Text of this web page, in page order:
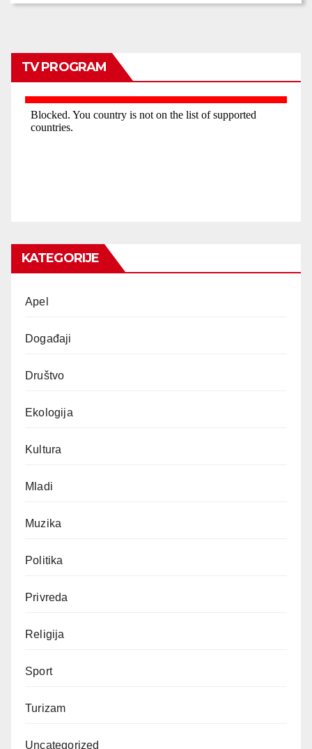
TV PROGRAM
KATEGORIJE
Apel
Događaji
Društvo
Ekologija
Kultura
Mladi
Muzika
Politika
Privreda
Religija
Sport
Turizam
Uncategorized